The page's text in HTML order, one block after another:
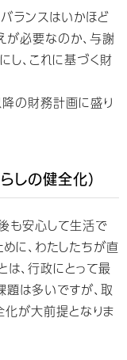
ランスはいかほど
が必要なのか、与謝
、これに基づく財
の財務計画に盛り
しの健全化）
も安心して生活で
に、わたしたちが直
、行政にとって最
は多いですが、取
化が大前提となりま